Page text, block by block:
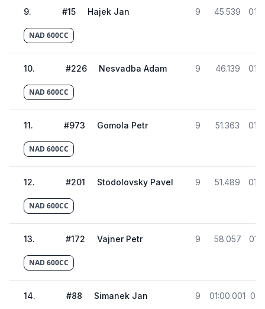
9. #15 Hajek Jan 9 45.539
NAD 600CC
10. #226 Nesvadba Adam 9 46.139
NAD 600CC
11. #973 Gomola Petr 9 51.363
NAD 600CC
12. #201 Stodolovsky Pavel 9 51.489
NAD 600CC
13. #172 Vajner Petr 9 58.057
NAD 600CC
14. #88 Simanek Jan 9 01:00.001